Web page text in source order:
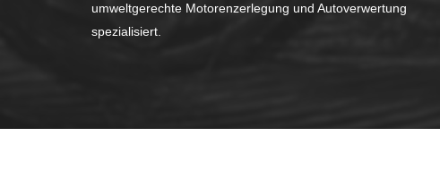
umweltgerechte Motorenzerlegung und Autoverwertung
spezialisiert.